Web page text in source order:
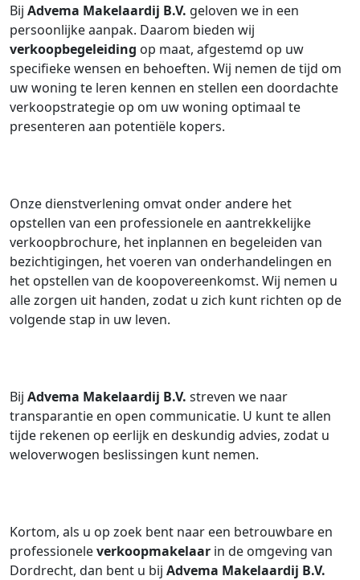
Bij Advema Makelaardij B.V. geloven we in een
persoonlijke aanpak. Daarom bieden wij
verkoopbegeleiding op maat, afgestemd op uw
specifieke wensen en behoeften. Wij nemen de tijd om
uw woning te leren kennen en stellen een doordachte
verkoopstrategie op om uw woning optimaal te
presenteren aan potentiële kopers.
Onze dienstverlening omvat onder andere het
opstellen van een professionele en aantrekkelijke
verkoopbrochure, het inplannen en begeleiden van
bezichtigingen, het voeren van onderhandelingen en
het opstellen van de koopovereenkomst. Wij nemen u
alle zorgen uit handen, zodat u zich kunt richten op de
volgende stap in uw leven.
Bij Advema Makelaardij B.V. streven we naar
transparantie en open communicatie. U kunt te allen
tijde rekenen op eerlijk en deskundig advies, zodat u
weloverwogen beslissingen kunt nemen.
Kortom, als u op zoek bent naar een betrouwbare en
professioneleverkoopmakelaar in de omgeving van
Dordrecht, dan bent u bij Advema Makelaardij B.V.